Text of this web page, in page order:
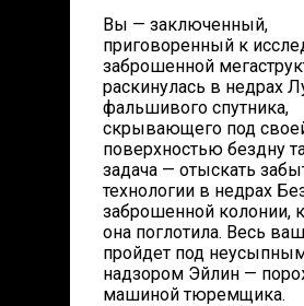
Вы — заключенный,
приговоренный к
заброшенной
раскинулась в недрах
фальшивого спутника,
скрывающего под
поверхностью бездну
задача — отыскать
технологии в недрах
заброшенной колонии,
она поглотила. Весь
пройдет под
надзором Эйлин —
машиной тюремщика.